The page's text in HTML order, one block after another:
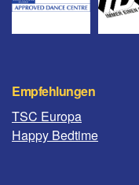
Empfehlungen
TSC Europa
Happy Bedtime